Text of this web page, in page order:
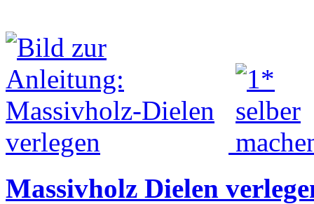
Massivholz Dielen